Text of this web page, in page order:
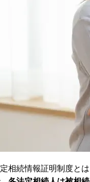
相続情報証明制度とは